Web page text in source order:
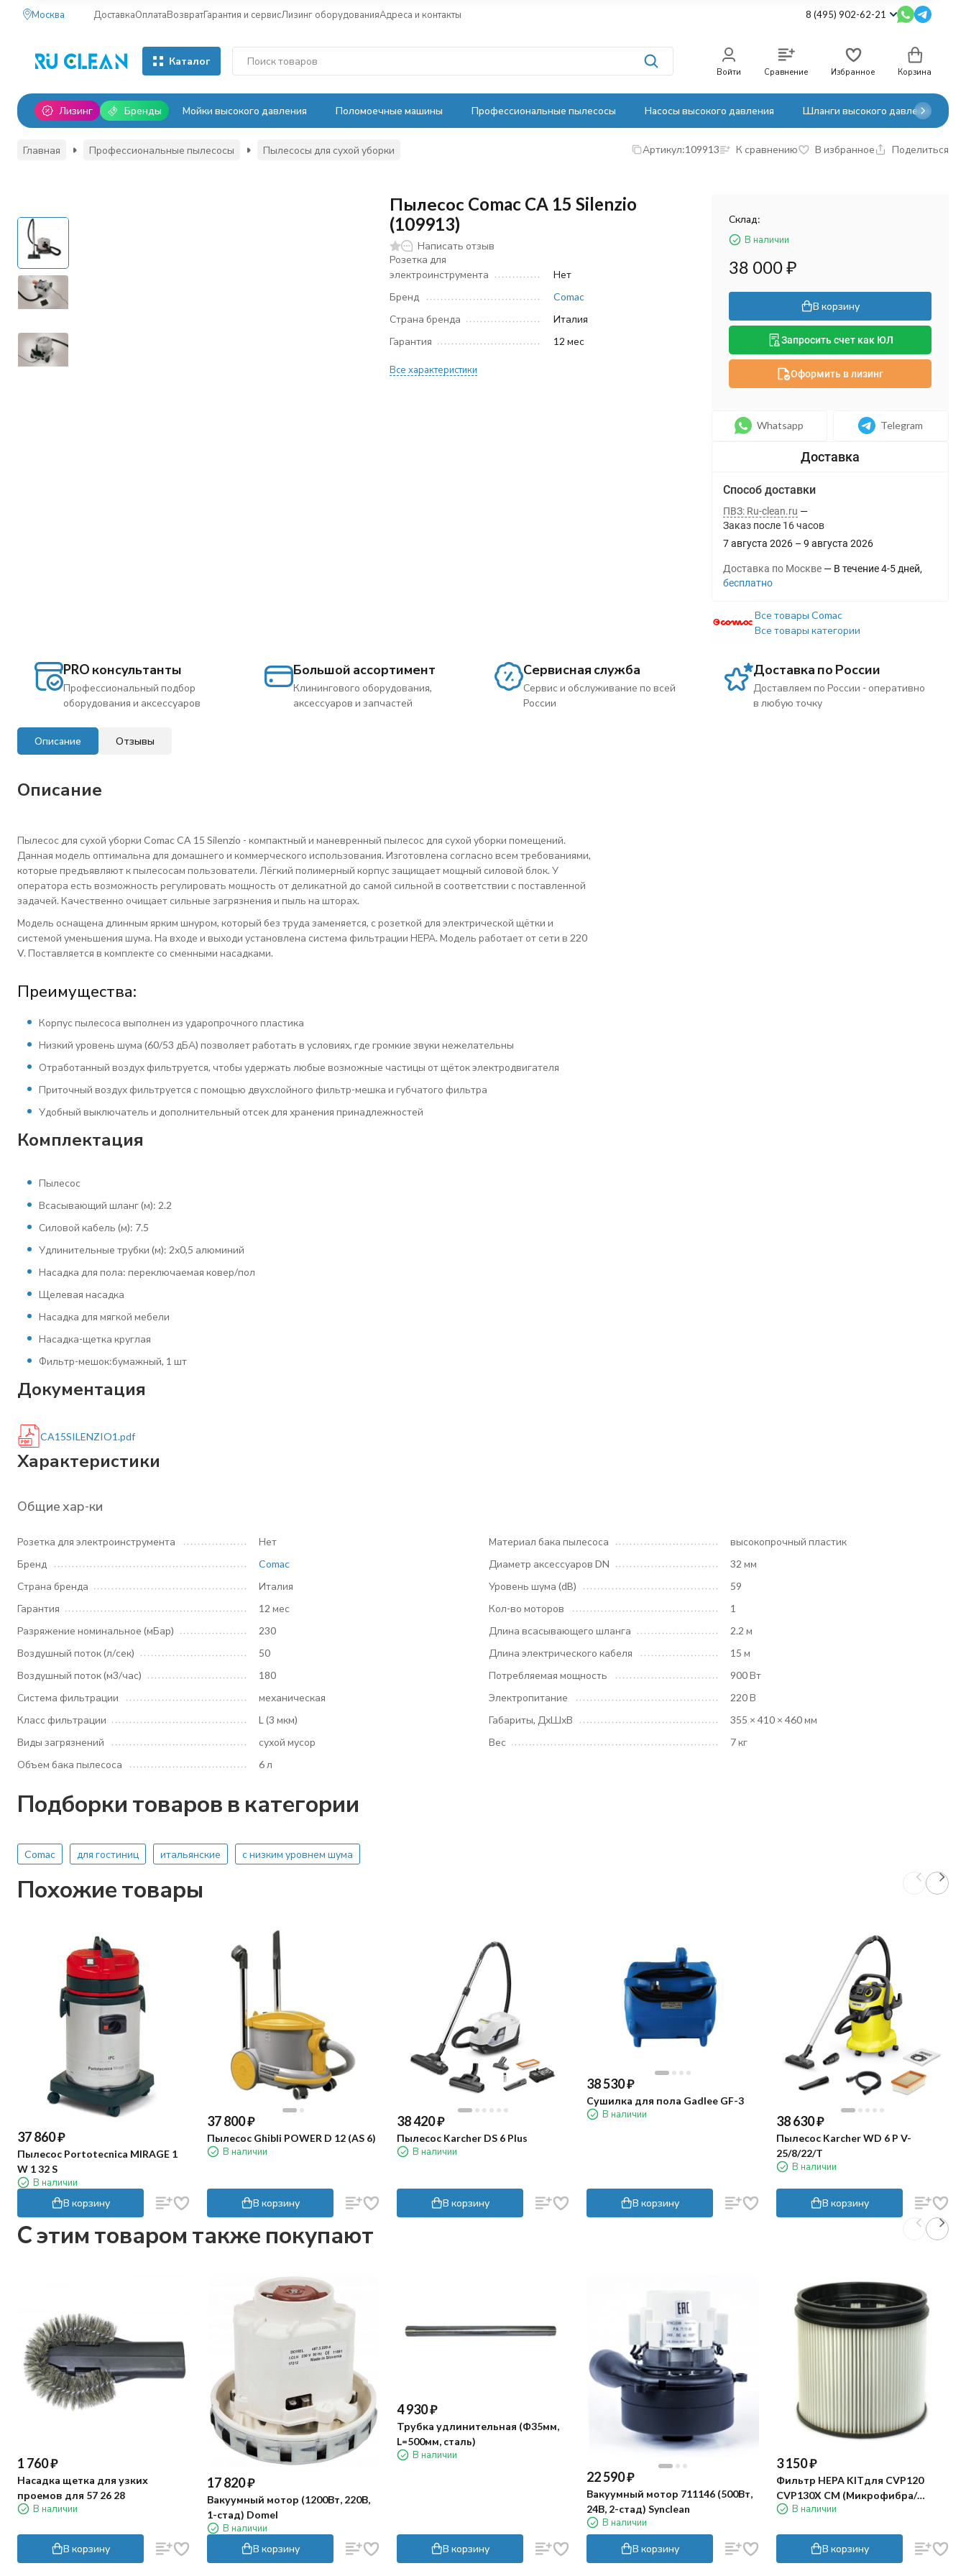
Москва ДоставкаОплатаВозвратГарантия и сервисЛизинг оборудованияАдреса и контакты 8 (495) 902-62-21
Каталог
Войти Сравнение Избранное Корзина
Лизинг Бренды Мойки высокого давления Поломоечные машины Профессиональные пылесосы Насосы высокого давления Шланги высокого давления
Главная Профессиональные пылесосы Пылесосы для сухой уборки Артикул:109913 К сравнению В избранное Поделиться
Пылесос Comac CA 15 Silenzio
(109913)
Написать отзыв
Розетка для
электроинструмента
Нет
Бренд
Comac
Страна бренда
Италия
Гарантия
12 мес
Все характеристики
Склад:
В наличии
38 000₽
В корзину
Запросить счет как ЮЛ
Оформить в лизинг
Whatsapp Telegram
Способ доставки
ПВЗ: Ru-clean.ru
Заказ после 16часов
7 августа 2026 – 9 августа 2026
Доставка по Москве В течение4-5 дней
Бесплатно
Все товары Comac
Все товары категории
PRO консультанты
Профессиональный подбор
оборудования и аксессуаров
Большой ассортимент
Клинингового оборудования,
аксессуаров и запчастей
Сервисная служба
Сервис и обслуживание по всей
России
Доставка по России
Доставляем по России - оперативно
в любую точку
Описание Отзывы
Описание
Пылесос для сухой уборки Comac CA 15 Silenzio - компактный и маневренный пылесос для сухой уборки помещений.
Данная модель оптимальна для домашнего и коммерческого использования. Изготовлена согласно всем требованиями,
которые предъявляют к пылесосам пользователи. Лёгкий полимерный корпус защищает мощный силовой блок. У
оператора есть возможность регулировать мощность от деликатной до самой сильной в соответствии с поставленной
задачей. Качественно очищает сильные загрязнения и пыль на шторах.
Модель оснащена длинным ярким шнуром, который без труда заменяется, с розеткой для электрической щётки и
системой уменьшения шума. На входе и выходи установлена система фильтрации НЕРА. Модель работает от сети в 220
V. Поставляется в комплекте со сменными насадками.
Преимущества:
Корпус пылесоса выполнен из ударопрочного пластика
Низкий уровень шума (60/53 дБА) позволяет работать в условиях, где громкие звуки нежелательны
Отработанный воздух фильтруется, чтобы удержать любые возможные частицы от щёток электродвигателя
Приточный воздух фильтруется с помощью двухслойного фильтр-мешка и губчатого фильтра
Удобный выключатель и дополнительный отсек для хранения принадлежностей
Комплектация
Пылесос
Всасывающий шланг (м): 2.2
Силовой кабель (м): 7.5
Удлинительные трубки (м): 2х0,5 алюминий
Насадка для пола: переключаемая ковер/пол
Щелевая насадка
Насадка для мягкой мебели
Насадка-щетка круглая
Фильтр-мешок:бумажный, 1 шт
Документация
CA15SILENZIO1.pdf
Характеристики
Общие хар-ки
Розетка для электроинструмента
Нет
Бренд
Comac
Страна бренда
Италия
Гарантия
12 мес
Разряжение номинальное (мБар)
230
Воздушный поток (л/сек)
50
Воздушный поток (м3/час)
180
Система фильтрации
механическая
Класс фильтрации
L (3 мкм)
Виды загрязнений
сухой мусор
Объем бака пылесоса
6 л
Материал бака пылесоса
высокопрочный пластик
Диаметр аксессуаров DN
32 мм
Уровень шума (dB)
59
Кол-во моторов
1
Длина всасывающего шланга
2.2 м
Длина электрического кабеля
15 м
Потребляемая мощность
900 Вт
Электропитание
220 В
Габариты, ДхШхВ
355 × 410 × 460 мм
Вес
7 кг
Подборки товаров в категории
Comac для гостиниц итальянские с низким уровнем шума
Похожие товары
37 860₽
Пылесос Portotecnica MIRAGE 1
W 1 32 S
В наличии
В корзину
37 800₽
Пылесос Ghibli POWER D 12 (AS 6)
В наличии
В корзину
38 420₽
Пылесос Karcher DS 6 Plus
В наличии
В корзину
38 530₽
Сушилка для пола Gadlee GF-3
В наличии
В корзину
38 630₽
Пылесос Karcher WD 6 P V-
25/8/22/T
В наличии
В корзину
C этим товаром также покупают
1 760₽
Насадка щетка для узких
проемов для 57 26 28
В наличии
В корзину
17 820₽
Вакуумный мотор (1200Вт, 220В,
1-стад) Domel
В наличии
В корзину
4 930₽
Трубка удлинительная (Ф35мм,
L=500мм, сталь)
В наличии
В корзину
22 590₽
Вакуумный мотор 711146 (500Вт,
24В, 2-стад) Synclean
В наличии
В корзину
3 150₽
Фильтр HEPA KITдля CVP120
CVP130X CM (Микрофибра/
Полиэстер)
В наличии
В корзину